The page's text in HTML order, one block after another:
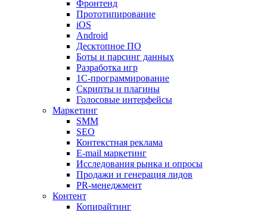
Фронтенд
Прототипирование
iOS
Android
Десктопное ПО
Боты и парсинг данных
Разработка игр
1С-программирование
Скрипты и плагины
Голосовые интерфейсы
Маркетинг
SMM
SEO
Контекстная реклама
E-mail маркетинг
Исследования рынка и опросы
Продажи и генерация лидов
PR-менеджмент
Контент
Копирайтинг